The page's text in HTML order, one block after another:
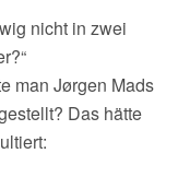
nicht in zwei
man Jørgen Mads
Das hätte